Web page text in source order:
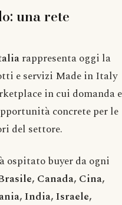
una rete
rappresenta oggi la
e servizi Made in Italy
in cui domanda e
concrete per le
del settore.
ospitato buyer da ogni
Canada, Cina,
India, Israele,